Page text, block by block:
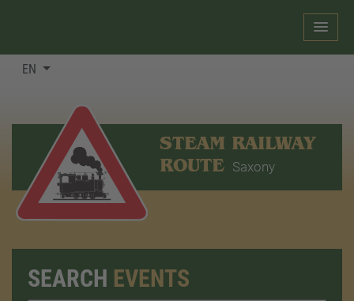
EN
STEAM RAILWAY
ROUTE Saxony
SEARCH EVENTS